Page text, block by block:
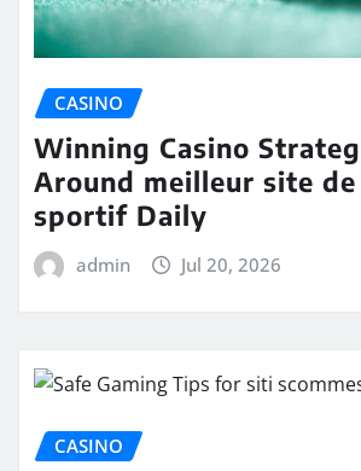
CASINO
Winning Casino
Around meilleur site
sportif Daily
admin Jul 20, 2026
CASINO